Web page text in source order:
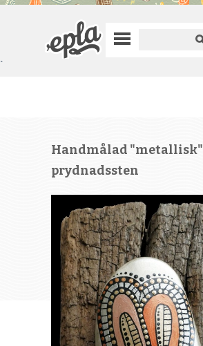
`
Handmålad "metallisk"
prydnadssten